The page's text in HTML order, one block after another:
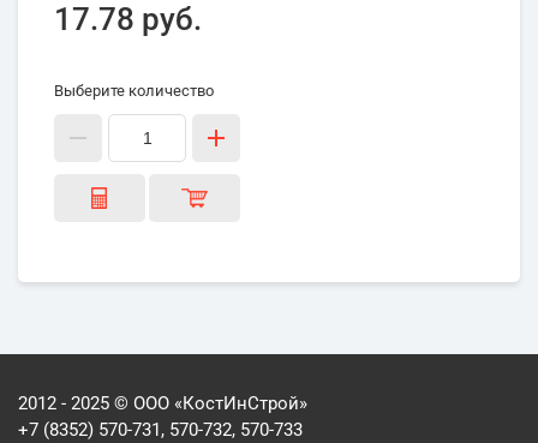
17.78 руб.
Выберите количество
2012 - 2025 © ООО «КостИнСтрой»
+7 (8352) 570-731, 570-732, 570-733